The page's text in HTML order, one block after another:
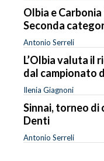
Olbia e
Seconda
Antonio Serreli
L’Olbia valuta il
dal campionato
Ilenia Giagnoni
Sinnai, torneo di
Denti
Antonio Serreli